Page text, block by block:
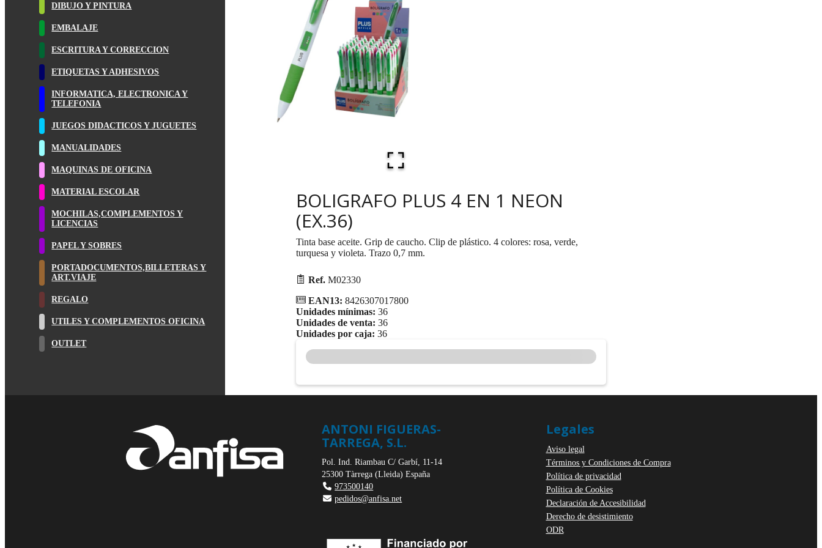
DIBUJO Y PINTURA
EMBALAJE
ESCRITURA Y CORRECCION
ETIQUETAS Y ADHESIVOS
INFORMATICA, ELECTRONICA Y
TELEFONIA
JUEGOS DIDACTICOS Y JUGUETES
MANUALIDADES
MAQUINAS DE OFICINA
MATERIAL ESCOLAR
MOCHILAS,COMPLEMENTOS Y
LICENCIAS
PAPEL Y SOBRES
PORTADOCUMENTOS,BILLETERAS Y
ART.VIAJE
REGALO
UTILES Y COMPLEMENTOS OFICINA
OUTLET
BOLIGRAFO PLUS 4 EN 1 NEON
(EX.36)
Tinta base aceite. Grip de caucho. Clip de plástico. 4 colores: rosa, verde,
turquesa y violeta. Trazo 0,7 mm.
Ref. M02330
EAN13: 8426307017800
Unidades mínimas: 36
Unidades de venta: 36
Unidades por caja: 36
ANTONI FIGUERAS-
TARREGA, S.L.
Pol. Ind. Riambau C/ Garbí, 11-14
25300 Tàrrega(Lleida) España
973500140
pedidos@anfisa.net
Legales
Aviso legal
Términos y Condiciones de Compra
Política de privacidad
Política de Cookies
Declaración de Accesibilidad
Derecho de desistimiento
ODR